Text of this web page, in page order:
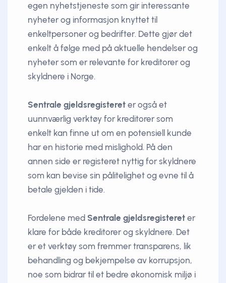
egen nyhetstjeneste som gir interessante
nyheter og informasjon knyttet til
enkeltpersoner og bedrifter. Dette gjør det
enkelt å følge med på aktuelle hendelser og
nyheter som er relevante for kreditorer og
skyldnere i Norge.
Sentrale gjeldsregisteret er også et
uunnværlig verktøy for kreditorer som
enkelt kan finne ut om en potensiell kunde
har en historie med mislighold. På den
annen side er registeret nyttig for skyldnere
som kan bevise sin pålitelighet og evne til å
betale gjelden i tide.
Fordelene med Sentrale gjeldsregisteret er
klare for både kreditorer og skyldnere. Det
er et verktøy som fremmer transparens, lik
behandling og bekjempelse av korrupsjon,
noe som bidrar til et bedre økonomisk miljø i